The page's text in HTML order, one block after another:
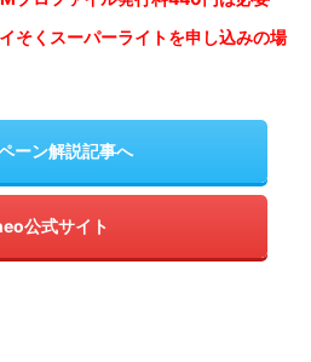
そくスーパーライトを申し込みの場
ーン解説記事へ
公式サイト